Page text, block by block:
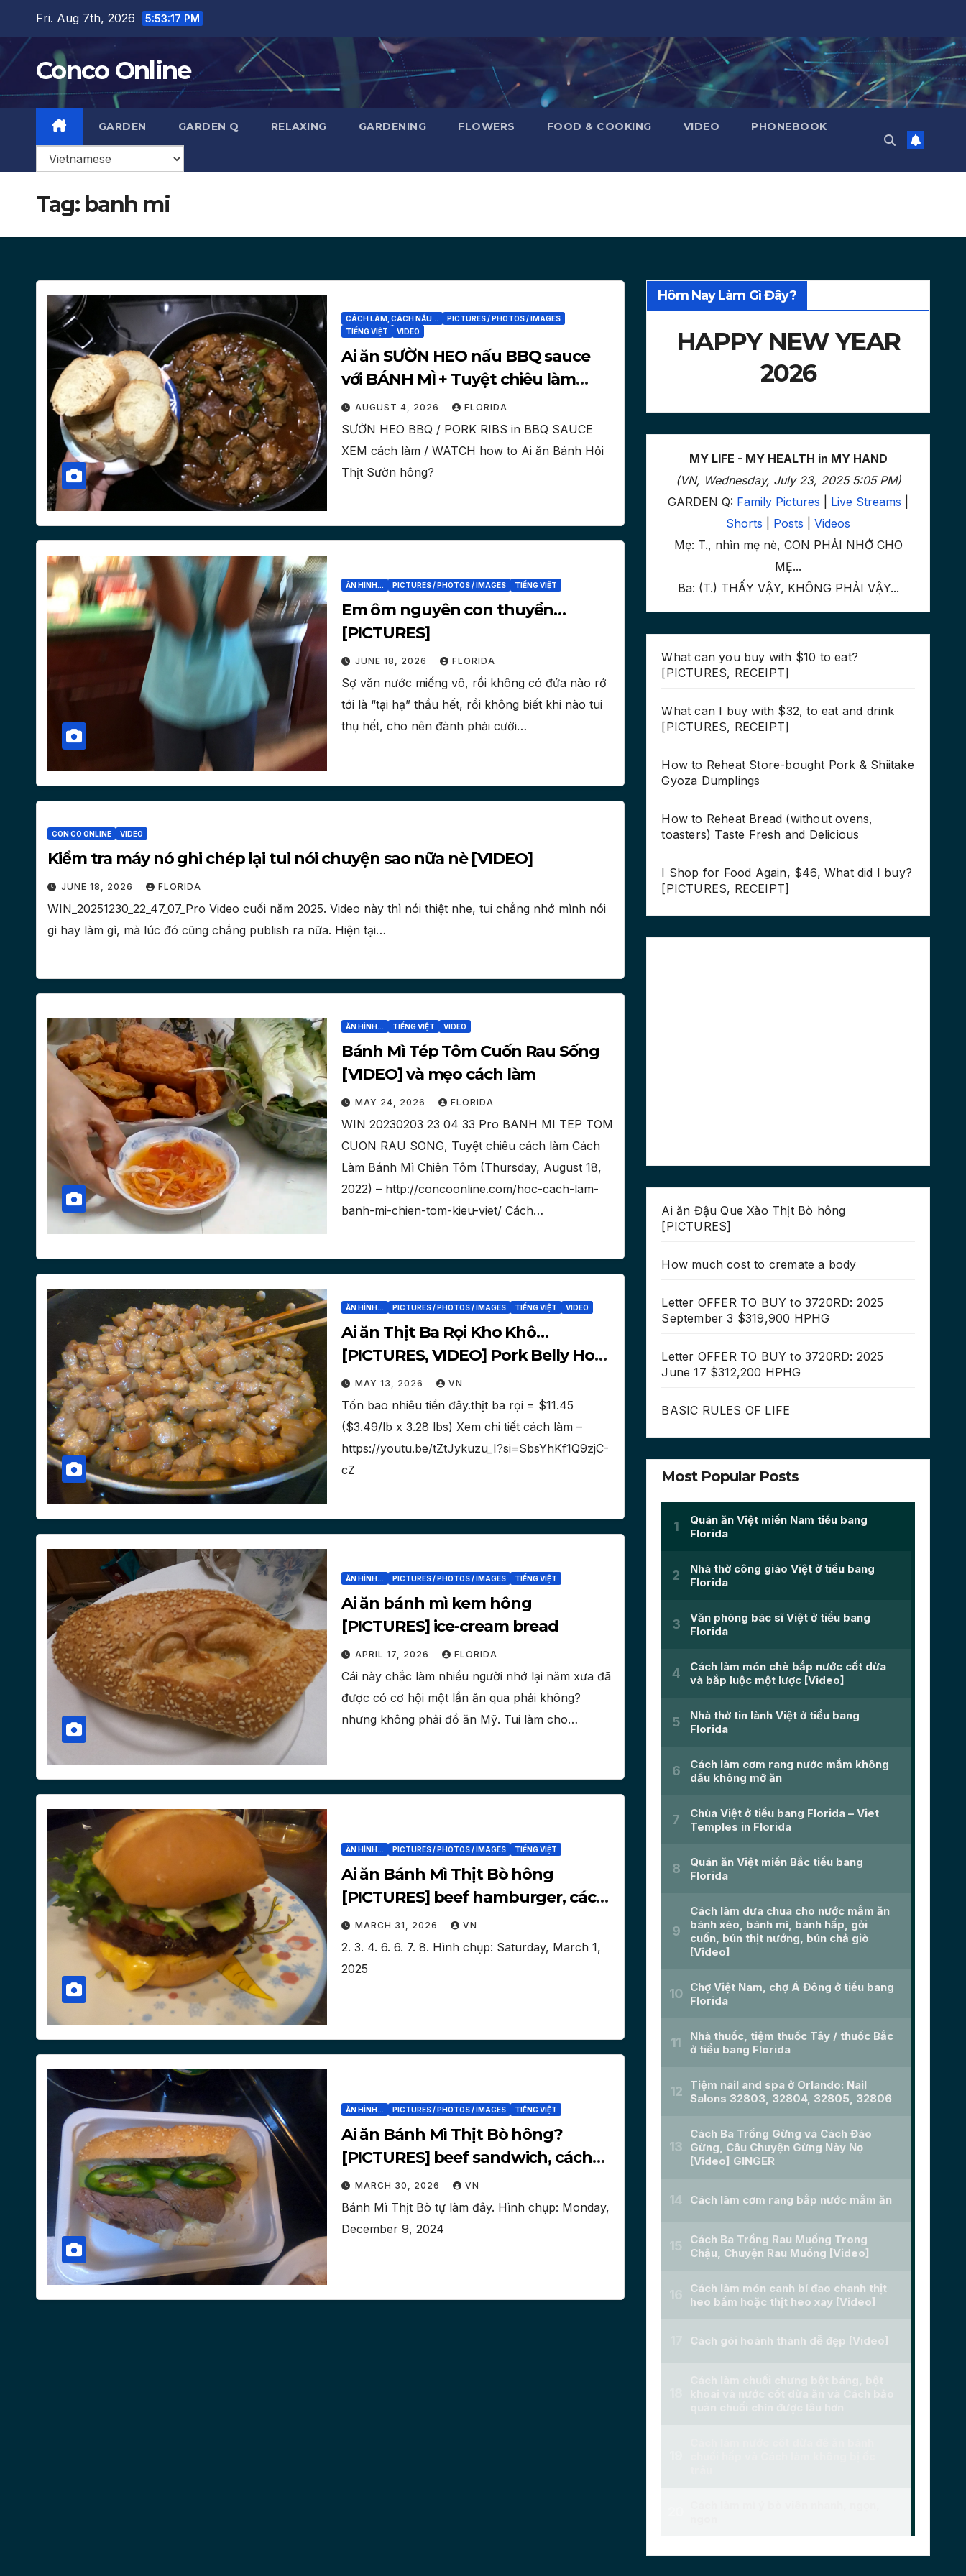
content
Fri. Aug 7th, 2026 5:53:18 PM
Conco Online
GARDEN GARDEN Q RELAXING GARDENING FLOWERS FOOD & COOKING VIDEO PHONEBOOK
Tag: banh mi
CÁCH LÀM, CÁCH NẤU...
PICTURES / PHOTOS / IMAGES
TIẾNG VIỆT
VIDEO
Ai ăn SƯỜN HEO nấu BBQ sauce
với BÁNH MÌ + Tuyệt chiêu làm
bánh mì nóng [PICTURES, VIDEO]
AUGUST 4, 2026 FLORIDA
SƯỜN HEO BBQ / PORK RIBS in BBQ SAUCE
XEM cách làm / WATCH how to Ai ăn Bánh Hỏi
Thịt Sườn hông?
ĂN HÌNH... PICTURES / PHOTOS / IMAGES TIẾNG VIỆT
Em ôm nguyên con thuyền…
[PICTURES]
JUNE 18, 2026 FLORIDA
Sợ văn nước miếng vô, rồi không có đứa nào rớ
tới là “tại hạ” thầu hết, rồi không biết khi nào tui
thụ hết, cho nên đành phải cười…
CON CO ONLINE VIDEO
Kiểm tra máy nó ghi chép lại tui nói chuyện sao nữa nè [VIDEO]
JUNE 18, 2026 FLORIDA
WIN_20251230_22_47_07_Pro Video cuối năm 2025. Video này thì nói thiệt nhe, tui chẳng nhớ mình nói
gì hay làm gì, mà lúc đó cũng chẳng publish ra nữa. Hiện tại…
ĂN HÌNH... TIẾNG VIỆT VIDEO
Bánh Mì Tép Tôm Cuốn Rau Sống
[VIDEO] và mẹo cách làm
MAY 24, 2026 FLORIDA
WIN 20230203 23 04 33 Pro BANH MI TEP TOM
CUON RAU SONG, Tuyệt chiêu cách làm Cách
Làm Bánh Mì Chiên Tôm (Thursday, August 18,
2022) – http://concoonline.com/hoc-cach-lam-
banh-mi-chien-tom-kieu-viet/ Cách…
ĂN HÌNH... PICTURES / PHOTOS / IMAGES TIẾNG VIỆT VIDEO
Ai ăn Thịt Ba Rọi Kho Khô…
[PICTURES, VIDEO] Pork Belly Hot
Dog Bun, bánh mì hot dog thịt ba
rọi hông?
MAY 13, 2026 VN
Tốn bao nhiêu tiền đây.thịt ba rọi = $11.45
($3.49/lb x 3.28 lbs) Xem chi tiết cách làm –
https://youtu.be/tZtJykuzu_I?si=SbsYhKf1Q9zjC-
cZ
ĂN HÌNH... PICTURES / PHOTOS / IMAGES TIẾNG VIỆT
Ai ăn bánh mì kem hông
[PICTURES] ice-cream bread
APRIL 17, 2026 FLORIDA
Cái này chắc làm nhiều người nhớ lại năm xưa đã
được có cơ hội một lần ăn qua phải không?
nhưng không phải đồ ăn Mỹ. Tui làm cho…
ĂN HÌNH... PICTURES / PHOTOS / IMAGES TIẾNG VIỆT
Ai ăn Bánh Mì Thịt Bò hông
[PICTURES] beef hamburger, cách
làmMARCH 31, 2026 VN
2. 3. 4. 6. 6. 7. 8. Hình chụp: ‎Saturday, ‎March ‎1,
‎2025
ĂN HÌNH... PICTURES / PHOTOS / IMAGES TIẾNG VIỆT
Ai ăn Bánh Mì Thịt Bò hông?
[PICTURES] beef sandwich, cách
làmMARCH 30, 2026 VN
Bánh Mì Thịt Bò tự làm đây. Hình chụp: ‎‎Monday,
‎December ‎9, ‎2024
Hôm Nay Làm Gì Đây?
HAPPY NEW YEAR
2026
MY LIFE - MY HEALTH in MY HAND
(VN, Wednesday, July 23, 2025 5:05 PM)
GARDEN Q: Family Pictures Live Streams
Shorts
Posts |Videos
Mẹ: T., nhìn mẹ nè, CON PHẢI NHỚ CHO
MẸ...
Ba: (T.) THẤY VẬY, KHÔNG PHẢI VẬY...
What can you buy with $10 to eat?
[PICTURES, RECEIPT]
What can I buy with $32, to eat and drink
[PICTURES, RECEIPT]
How to Reheat Store-bought Pork & Shiitake
Gyoza Dumplings
How to Reheat Bread (without ovens,
toasters) Taste Fresh and Delicious
I Shop for Food Again, $46, What did I buy?
[PICTURES, RECEIPT]
Ai ăn Đậu Que Xào Thịt Bò hông
[PICTURES]
How much cost to cremate a body
Letter OFFER TO BUY to 3720RD: 2025
September 3 $319,900 HPHG
Letter OFFER TO BUY to 3720RD: 2025
June 17 $312,200 HPHG
BASIC RULES OF LIFE
Most Popular Posts